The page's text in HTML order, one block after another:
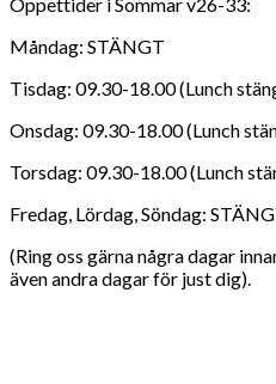
Måndag: STÄNGT
Tisdag: 09.30-18.00 (Lunch
Onsdag: 09.30-18.00 (Lunch
Torsdag: 09.30-18.00 (Lunch
Fredag, Lördag, Söndag:
(Ring oss gärna några dagar
även andra dagar för just dig).